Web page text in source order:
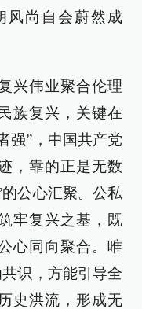
风尚自会蔚然成
兴伟业聚合伦理
族复兴，关键在
强”，中国共产党
，靠的正是无数
公心汇聚。公私
牢复兴之基，既
心同向聚合。唯
识，方能引导全
史洪流，形成无